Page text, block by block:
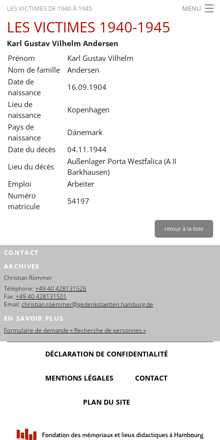
LES VICTIMES DE 1940 À 1945 MENU
ACCUEIL
ACTUALITÉS
EXPOSITIONS
HISTORIQUE
FORMATION
RECHERCHE
SERVICE
Français
LES VICTIMES 1940-1945
Karl Gustav Vilhelm Andersen
Prénom
Karl Gustav Vilhelm
Nom de famille
Andersen
Date de
naissance
16.09.1904
Lieu de
naissance
Kopenhagen
Pays de
naissance
Dänemark
Date du décès
04.11.1944
Lieu du décès
Außenlager Porta Westfalica (A II
Barkhausen)
Emploi
Arbeiter
Numéro
matricule
54197
retour à la liste
CONTACT
ARCHIVES
Christian Römmer
Téléphone: +49 40 428131526
Fax: +49 40 428131501
Email: christian.roemmer@gedenkstaetten.hamburg.de
EN SAVOIR PLUS
Formulaire de demande « Recherche de personnes »
DÉCLARATION DE CONFIDENTIALITÉ
MENTIONS LÉGALES CONTACT
PLAN DU SITE